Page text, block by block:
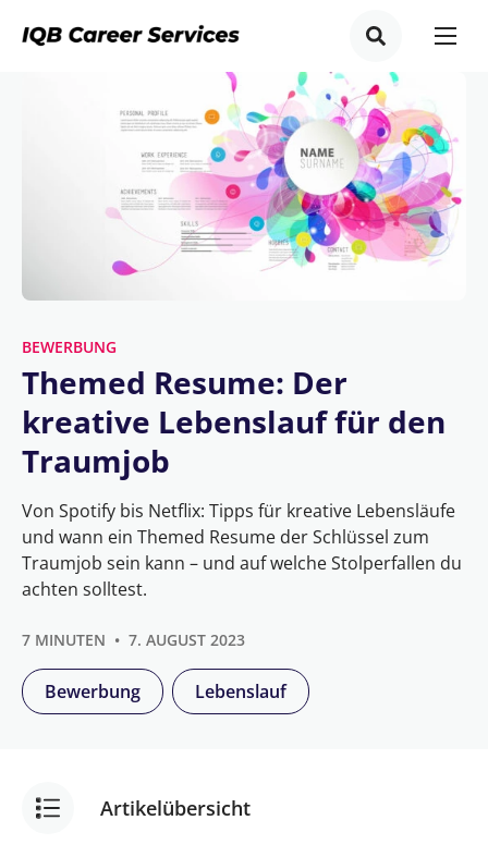
BEWERBUNG
Themed Resume: Der
kreative Lebenslauf für den
Traumjob
Von Spotify bis Netflix: Tipps für kreative Lebensläufe
und wann ein Themed Resume der Schlüssel zum
Traumjob sein kann – und auf welche Stolperfallen du
achten solltest.
Bewerbung Lebenslauf
7 MINUTEN 7. AUGUST 2023
Artikelübersicht